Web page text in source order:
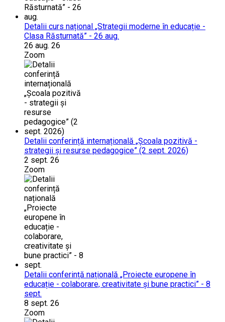
Detalii curs național „Strategii moderne în educație -
Clasa Răsturnată” - 26 aug.
26 aug. 26
Zoom
Detalii conferință internațională „Școala pozitivă -
strategii și resurse pedagogice” (2 sept. 2026)
2 sept. 26
Zoom
Detalii conferință națională „Proiecte europene în
educație - colaborare, creativitate și bune practici” - 8
sept.
8 sept. 26
Zoom